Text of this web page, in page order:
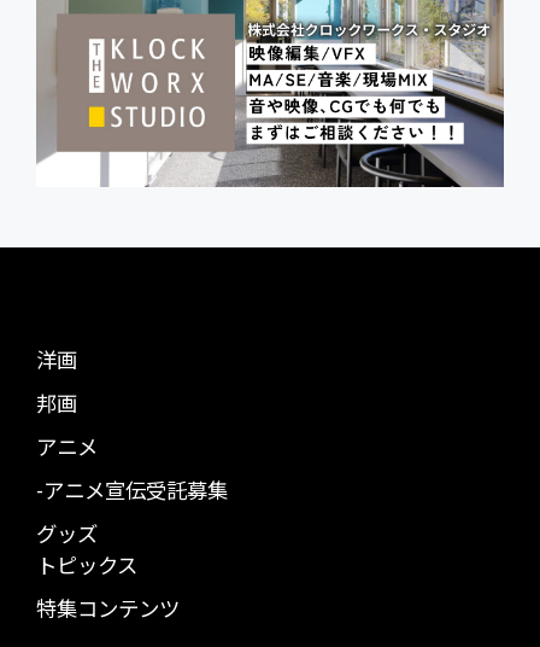
洋画
邦画
アニメ
-アニメ宣伝受託募集
グッズ
トピックス
特集コンテンツ